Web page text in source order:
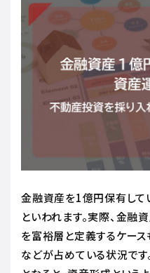
金融資産を1億円保有して
といわれます。実際、金
を富裕層と定義するケース
などが占めている状況で